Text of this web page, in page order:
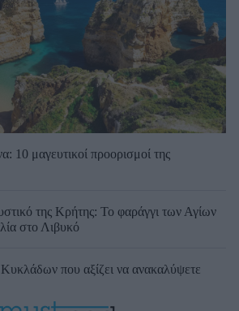
10 μαγευτικοί προορισμοί της
της Κρήτης: Το φαράγγι των Αγίων
στο Λιβυκό
που αξίζει να ανακαλύψετε